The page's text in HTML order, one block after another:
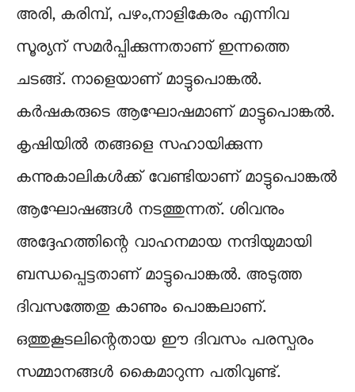
അരി, കരിമ്പ്, പഴം,നാളികേരം എന്നിവ
സൂര്യന് സമർപ്പിക്കുന്നതാണ് ഇന്നത്തെ
ചടങ്ങ്. നാളെയാണ് മാട്ടുപൊങ്കൽ.
കർഷകരുടെ ആഘോഷമാണ് മാട്ടുപൊങ്കൽ.
കൃഷിയിൽ തങ്ങളെ സഹായിക്കുന്ന
കന്നുകാലികൾക്ക് വേണ്ടിയാണ് മാട്ടുപൊങ്കൽ
ആഘോഷങ്ങൾ നടത്തുന്നത്. ശിവനും
അദ്ദേഹത്തിന്റെ വാഹനമായ നന്ദിയുമായി
ബന്ധപ്പെട്ടതാണ് മാട്ടുപൊങ്കൽ. അടുത്ത
ദിവസത്തേതു കാണും പൊങ്കലാണ്.
ഒത്തുകൂടലിന്റെതായ ഈ ദിവസം പരസ്പരം
സമ്മാനങ്ങൾ കൈമാറുന്ന പതിവുണ്ട്.